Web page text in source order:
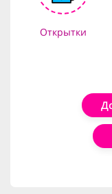
Открытки